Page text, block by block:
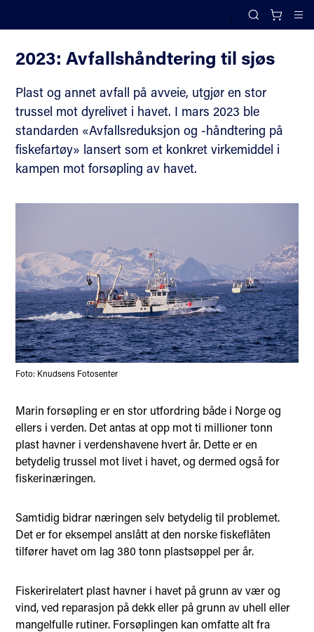
;
Search
2023: Avfallshåndtering til sjøs
Plast og annet avfall på avveie, utgjør en stor
trussel mot dyrelivet i havet. I mars 2023 ble
standarden «Avfallsreduksjon og -håndtering på
fiskefartøy» lansert som et konkret virkemiddel i
kampen mot forsøpling av havet.
Foto: Knudsens Fotosenter
Marin forsøpling er en stor utfordring både i Norge og
ellers i verden. Det antas at opp mot ti millioner tonn
plast havner i verdenshavene hvert år. Dette er en
betydelig trussel mot livet i havet, og dermed også for
fiskerinæringen.
Samtidig bidrar næringen selv betydelig til problemet.
Det er for eksempel anslått at den norske fiskeflåten
tilfører havet om lag 380 tonn plastsøppel per år.
Fiskerirelatert plast havner i havet på grunn av vær og
vind, ved reparasjon på dekk eller på grunn av uhell eller
mangelfulle rutiner. Forsøplingen kan omfatte alt fra